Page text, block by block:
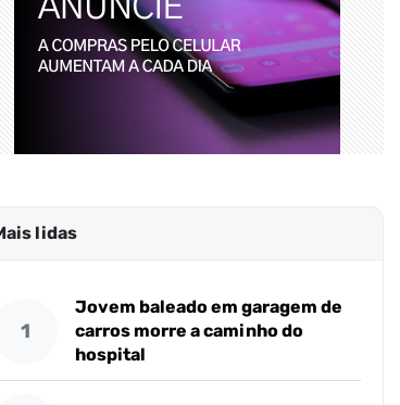
lidas
1
Jovem baleado em garagem de
carros morre a caminho do
hospital